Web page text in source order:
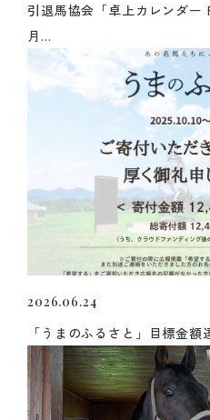
引退馬協会「卓上カレンダー
月...
2026.06.24
「うまのふるさと」目標金額